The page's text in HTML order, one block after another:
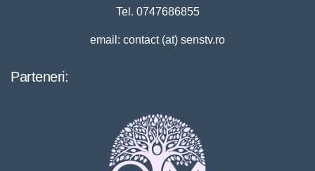
Tel. 0747686855
email: contact (at) senstv.ro
Parteneri: